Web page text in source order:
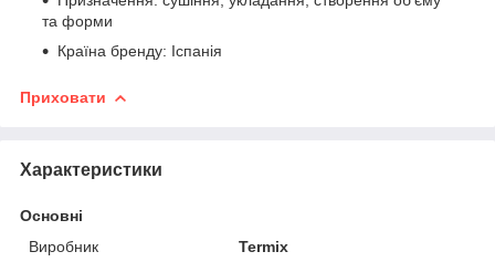
та форми
Країна бренду: Іспанія
Приховати
Характеристики
Основні
Виробник
Termix